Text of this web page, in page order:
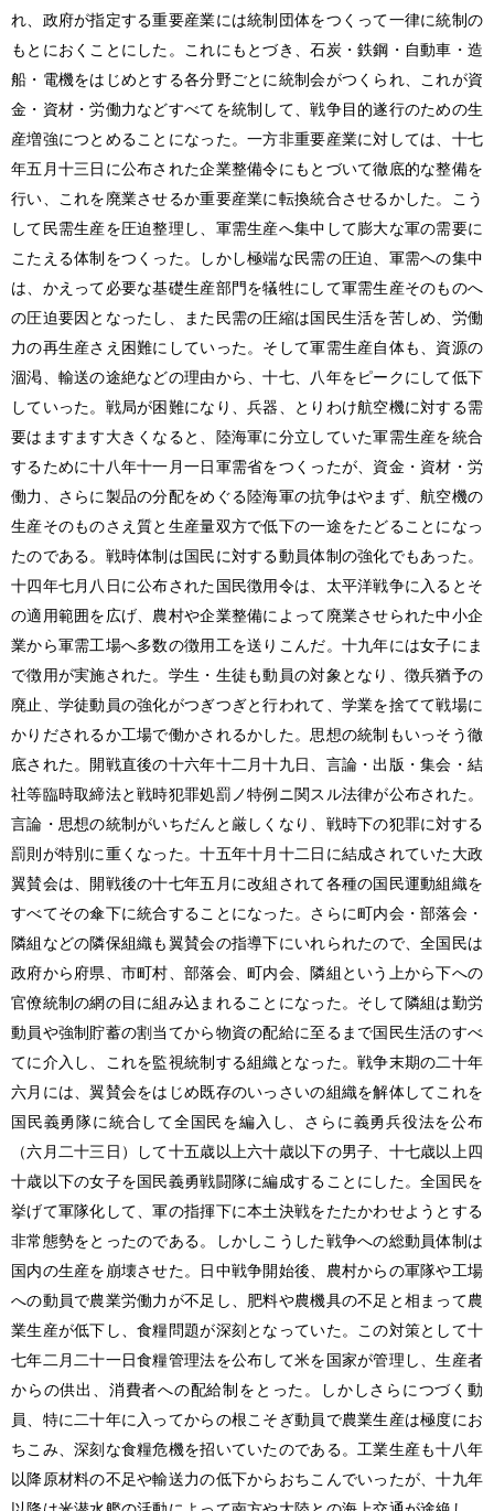
れ、政府が指定する重要産業には統制団体をつくって一律に統制の
もとにおくことにした。これにもとづき、石炭・鉄鋼・自動車・造
船・電機をはじめとする各分野ごとに統制会がつくられ、これが資
金・資材・労働力などすべてを統制して、戦争目的遂行のための生
産増強につとめることになった。一方非重要産業に対しては、十七
年五月十三日に公布された企業整備令にもとづいて徹底的な整備を
行い、これを廃業させるか重要産業に転換統合させるかした。こう
して民需生産を圧迫整理し、軍需生産へ集中して膨大な軍の需要に
こたえる体制をつくった。しかし極端な民需の圧迫、軍需への集中
は、かえって必要な基礎生産部門を犠牲にして軍需生産そのものへ
の圧迫要因となったし、また民需の圧縮は国民生活を苦しめ、労働
力の再生産さえ困難にしていった。そして軍需生産自体も、資源の
涸渇、輸送の途絶などの理由から、十七、八年をピークにして低下
していった。戦局が困難になり、兵器、とりわけ航空機に対する需
要はますます大きくなると、陸海軍に分立していた軍需生産を統合
するために十八年十一月一日軍需省をつくったが、資金・資材・労
働力、さらに製品の分配をめぐる陸海軍の抗争はやまず、航空機の
生産そのものさえ質と生産量双方で低下の一途をたどることになっ
たのである。戦時体制は国民に対する動員体制の強化でもあった。
十四年七月八日に公布された国民徴用令は、 太平洋戦争に入るとそ
の適用範囲を広げ、農村や企業整備によって廃業させられた中小企
業から軍需工場へ多数の徴用工を送りこんだ。十九年には女子にま
で徴用が実施された。学生・生徒も動員の対象となり、徴兵猶予の
廃止、学徒動員の強化がつぎつぎと行われて、学業を捨てて戦場に
かりだされるか工場で働かされるかした。思想の統制もいっそう徹
底された。開戦直後の十六年十二月十九日、言論・出版・集会・結
社等臨時取締法と戦時犯罪処罰ノ特例ニ関スル法律が公布された。
言論・思想の統制がいちだんと厳しくなり、戦時下の犯罪に対する
罰則が特別に重くなった。十五年十月十二日に結成されていた大政
翼賛会は、開戦後の十七年五月に改組されて各種の国民運動組織を
すべてその傘下に統合することになった。さらに町内会・部落会・
隣組などの隣保組織も翼賛会の指導下にいれられたので、全国民は
政府から府県、市町村、部落会、町内会、隣組という上から下への
官僚統制の網の目に組み込まれることになった。そして隣組は勤労
動員や強制貯蓄の割当てから物資の配給に至るまで国民生活のすべ
てに介入し、これを監視統制する組織となった。戦争末期の二十年
六月には、翼賛会をはじめ既存のいっさいの組織を解体してこれを
国民義勇隊に統合して全国民を編入し、さらに義勇兵役法を公布
（六月二十三日）して十五歳以上六十歳以下の男子、十七歳以上四
十歳以下の女子を国民義勇戦闘隊に編成することにした。全国民を
挙げて軍隊化して、軍の指揮下に本土決戦をたたかわせようとする
非常態勢をとったのである。しかしこうした戦争への総動員体制は
国内の生産を崩壊させた。日中戦争開始後、農村からの軍隊や工場
への動員で農業労働力が不足し、肥料や農機具の不足と相まって農
業生産が低下し、食糧問題が深刻となっていた。この対策として十
七年二月二十一日食糧管理法を公布して米を国家が管理し、生産者
からの供出、消費者への配給制をとった。しかしさらにつづく動
員、特に二十年に入ってからの根こそぎ動員で農業生産は極度にお
ちこみ、深刻な食糧危機を招いていたのである。工業生産も十八年
以降原材料の不足や輸送力の低下からおちこんでいったが、十九年